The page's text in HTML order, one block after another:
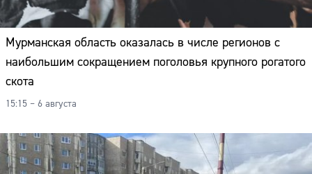
Мурманская область оказалась в числе регионов с
наибольшим сокращением поголовья крупного рогатого
скота
15:15 – 6 августа